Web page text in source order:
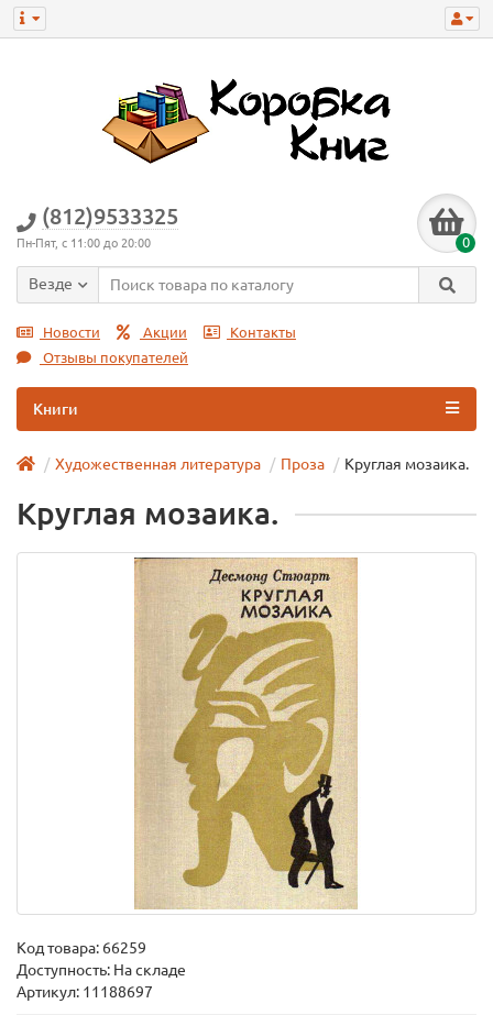
(812)9533325
Пн-Пят, с 11:00 до 20:00 0
Везде
Новости Акции
Контакты
Отзывы покупателей
Книги
Художественная литература Проза Круглая мозаика.
Круглая мозаика.
Код товара: 66259
Доступность: На складе
Артикул: 11188697